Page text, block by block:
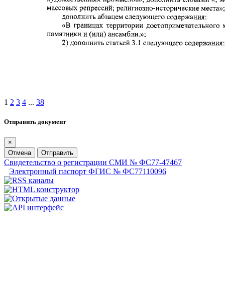
1 2 3 4 ... 38
Отправить документ
×
Отмена
Отправить
Свидетельство о регистрации СМИ № ФС77-47467
Электронный паспорт ФГИС № ФС77110096